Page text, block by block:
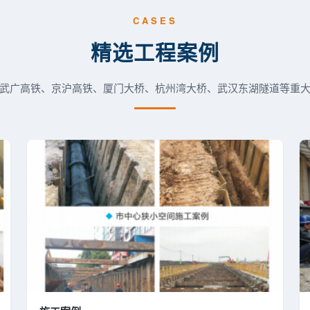
CASES
精选工程案例
广高铁、京沪高铁、厦门大桥、杭州湾大桥、武汉东湖隧道等重